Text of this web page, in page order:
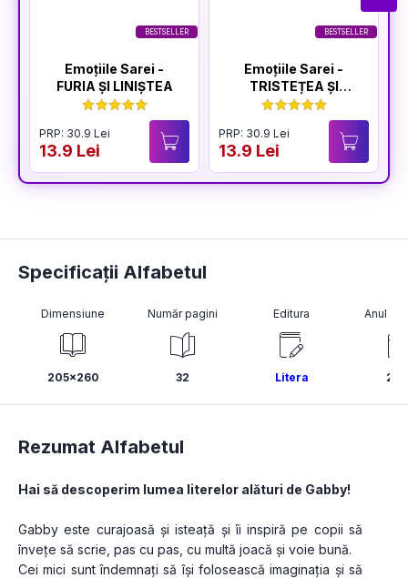
BESTSELLER
Emoțiile Sarei -
FURIA ȘI LINIȘTEA
PRP: 30.9 Lei
13.9 Lei
BESTSELLER
Emoțiile Sarei -
TRISTEȚEA ȘI
BUCURIA
PRP: 30.9 Lei
13.9 Lei
Specificații Alfabetul
Dimensiune
205x260
Număr pagini
32
Editura
Litera
Anul
Rezumat Alfabetul
Hai să descoperim lumea literelor alături de Gabby!
Gabby este curajoasă și isteață și îi inspiră pe copii să
învețe să scrie, pas cu pas, cu multă joacă și voie bună.
Cei mici sunt îndemnați să își folosească imaginația și să